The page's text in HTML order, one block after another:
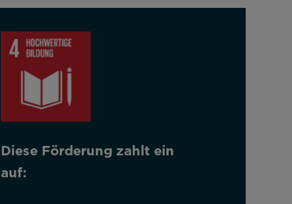
Diese Förderung zahlt ein
auf: